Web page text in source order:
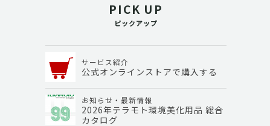
PICK UP
ピックアップ
サービス紹介
公式オンラインストアで購入する
お知らせ・最新情報
2026年テラモト環境美化用品 総合
カタログ